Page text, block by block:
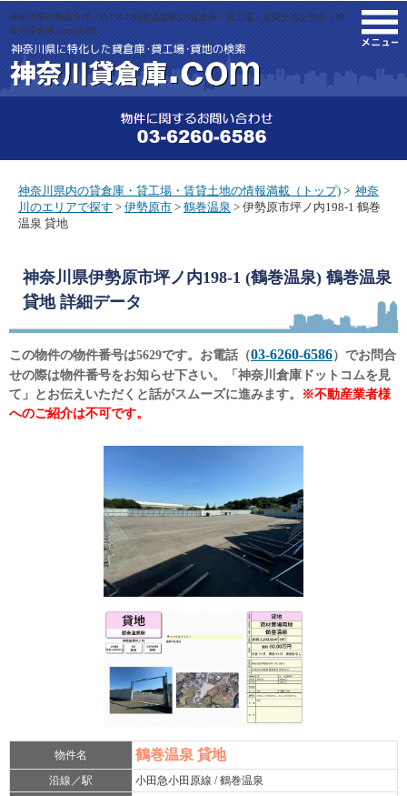
神奈川県伊勢原市坪ノ内198-1(鶴巻温泉駅)の貸倉庫・貸工場・賃貸土地を仲介｜神
奈川貸倉庫.com[5629]
神奈川県内の貸倉庫・貸工場・賃貸土地の情報満載（トップ) > 神奈
川のエリアで探す > 伊勢原市 > 鶴巻温泉 > 伊勢原市坪ノ内198-1 鶴巻
温泉 貸地
神奈川県伊勢原市坪ノ内198-1 (鶴巻温泉) 鶴巻温泉
貸地詳細データ
この物件の物件番号は5629です。お電話（03-6260-6586）でお問合
せの際は物件番号をお知らせ下さい。「神奈川倉庫ドットコムを見
て」とお伝えいただくと話がスムーズに進みます。
※不動産業者様
へのご紹介は不可です。
物件名 鶴巻温泉 貸地
沿線／駅
小田急小田原線 / 鶴巻温泉